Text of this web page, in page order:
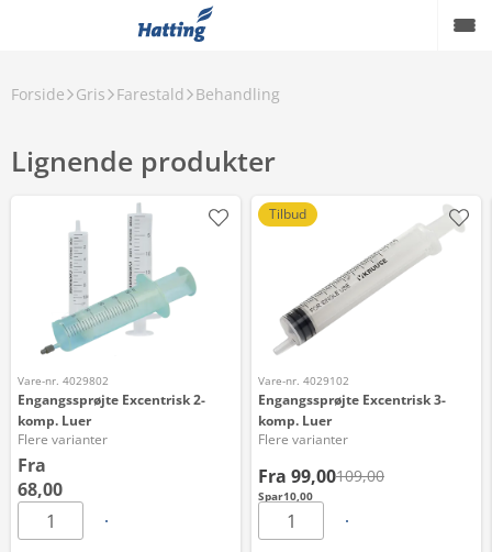
Forside Gris Farestald Behandling
Lignende produkter
Vare-nr. 4029802
Engangssprøjte Excentrisk 2-
komp. Luer
Flere varianter
Fra
68,00
Tilbud
Vare-nr. 4029102
Engangssprøjte Excentrisk 3-
komp. Luer
Flere varianter
Fra 99,00109,00
Spar10,00